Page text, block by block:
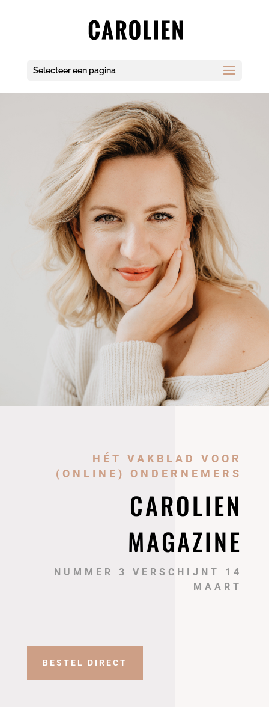
Selecteer een pagina
HÉT VAKBLAD VOOR
(ONLINE) ONDERNEMERS
CAROLIEN
MAGAZINE
NUMMER 3 VERSCHIJNT 14
MAART
BESTEL DIRECT